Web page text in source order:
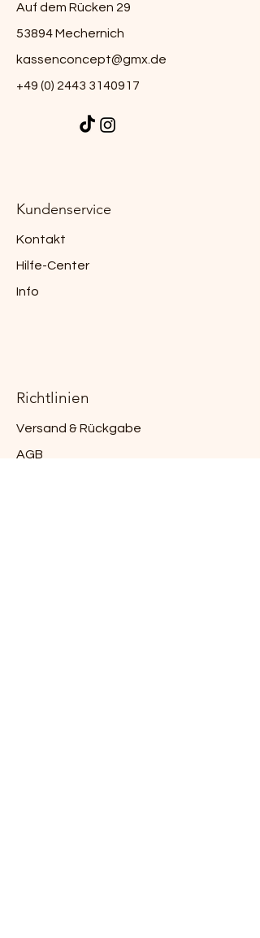
Auf dem Rücken 29
53894 Mechernich
kassenconcept@gmx.de
+49 (0) 2443 3140917
Kundenservice
Kontakt
Hilfe-Center
Info
Richtlinien
Versand & Rückgabe
AGB